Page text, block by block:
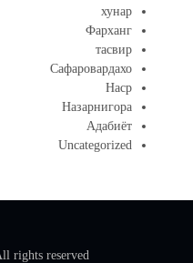
хунар
Фарханг
тасвир
Сафаровардахо
Наср
Назарнигора
Адабиёт
Uncategorized
rights reserved.